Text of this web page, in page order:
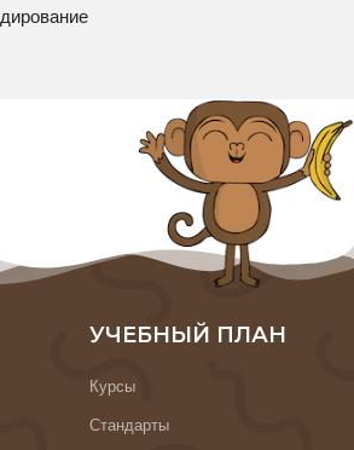
УЧЕБНЫЙ ПЛАН
Курсы
Стандарты